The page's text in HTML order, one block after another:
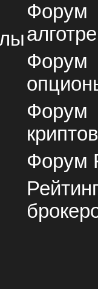
Форум
Форум
Форум
Форум